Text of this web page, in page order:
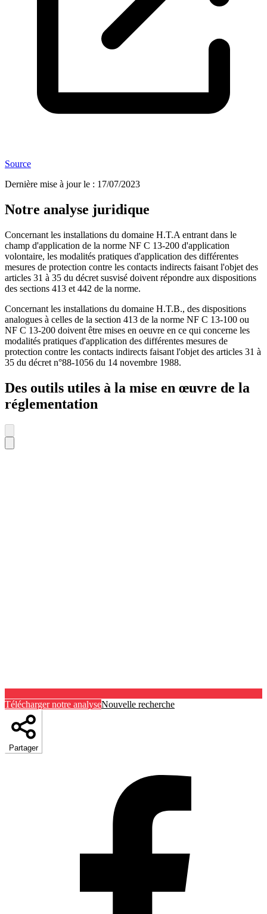
Source
Dernière mise à jour le : 17/07/2023
Notre analyse juridique
Concernant les installations du domaine H.T.A entrant dans le
champ d'application de la norme NF C 13-200 d'application
volontaire, les modalités pratiques d'application des différentes
mesures de protection contre les contacts indirects faisant l'objet des
articles 31 à 35 du décret susvisé doivent répondre aux dispositions
des sections 413 et 442 de la norme.
Concernant les installations du domaine H.T.B., des dispositions
analogues à celles de la section 413 de la norme NF C 13-100 ou
NF C 13-200 doivent être mises en oeuvre en ce qui concerne les
modalités pratiques d'application des différentes mesures de
protection contre les contacts indirects faisant l'objet des articles 31 à
35 du décret n°88-1056 du 14 novembre 1988.
Des outils utiles à la mise en œuvre de la
réglementation
Télécharger notre analyseNouvelle recherche
Partager